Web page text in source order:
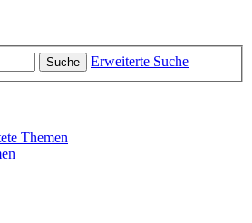
Suche Erweiterte Suche
Themen